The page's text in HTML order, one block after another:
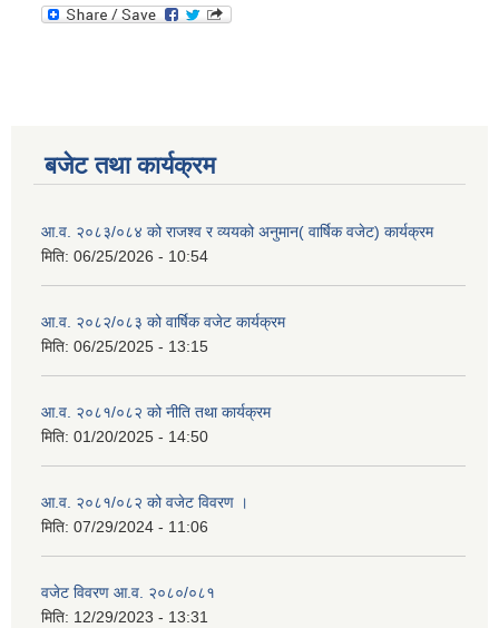
बजेट तथा कार्यक्रम
आ.व. २०८३/०८४ को राजश्व र व्ययको अनुमान( वार्षिक वजेट) कार्यक्रम
मिति: 06/25/2026 - 10:54
आ.व. २०८२/०८३ को वार्षिक वजेट कार्यक्रम
मिति: 06/25/2025 - 13:15
आ.व. २०८१/०८२ को नीति तथा कार्यक्रम
मिति: 01/20/2025 - 14:50
आ.व. २०८१/०८२ को वजेट विवरण ।
मिति: 07/29/2024 - 11:06
वजेट विवरण आ.व. २०८०/०८१
मिति: 12/29/2023 - 13:31